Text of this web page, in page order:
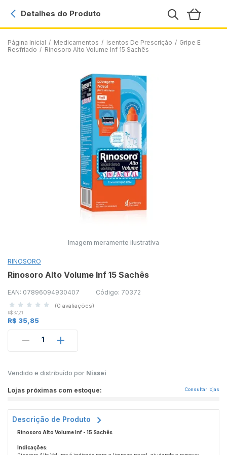
Página Inicial / Medicamentos / Isentos De Prescrição / Gripe E
Resfriado / Rinosoro Alto Volume Inf 15 Sachês
Detalhes do Produto
Imagem meramente ilustrativa
RINOSORO
Rinosoro Alto Volume Inf 15 Sachês
EAN: 07896094930407 Código: 70372
(0 avaliações)
R$ 37,21
R$ 35,85
1
Vendido e distribuído por Nissei
Lojas próximas com estoque: Consultar lojas
Descrição de Produto
Rinosoro Alto Volume Inf - 15 Sachês
Indicações: